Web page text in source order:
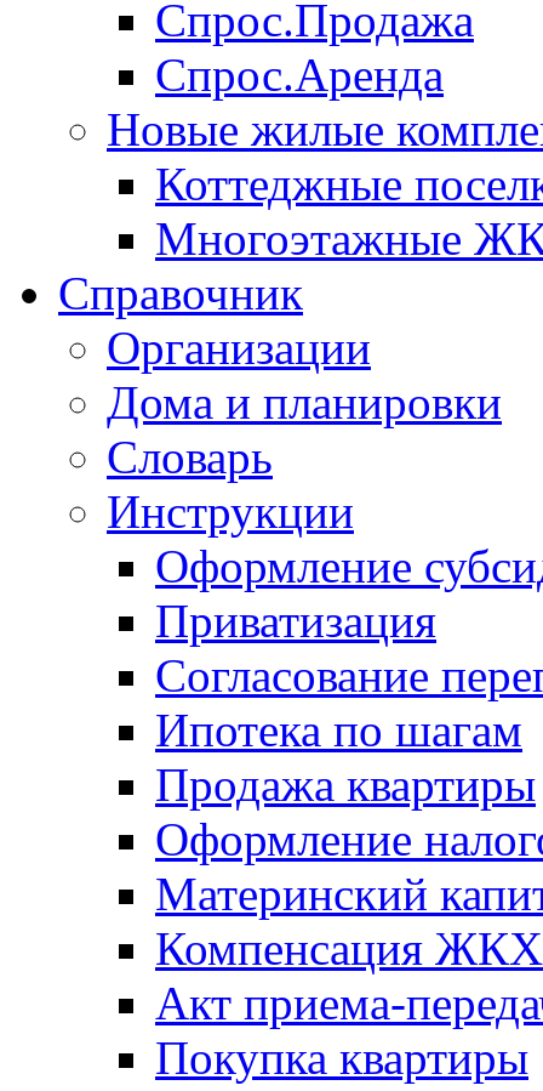
Спрос.Продажа
Спрос.Аренда
Новые жилые
Коттеджные
Многоэтажные
Справочник
Организации
Дома и планировки
Словарь
Инструкции
Оформление
Приватизация
Согласование
Ипотека по шагам
Продажа квартиры
Оформление
Материнский
Компенсация ЖКХ
Акт приема-
Покупка квартиры